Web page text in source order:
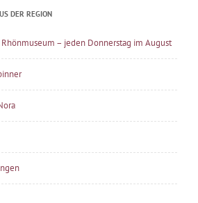
DER REGION
– jeden Donnerstag im August